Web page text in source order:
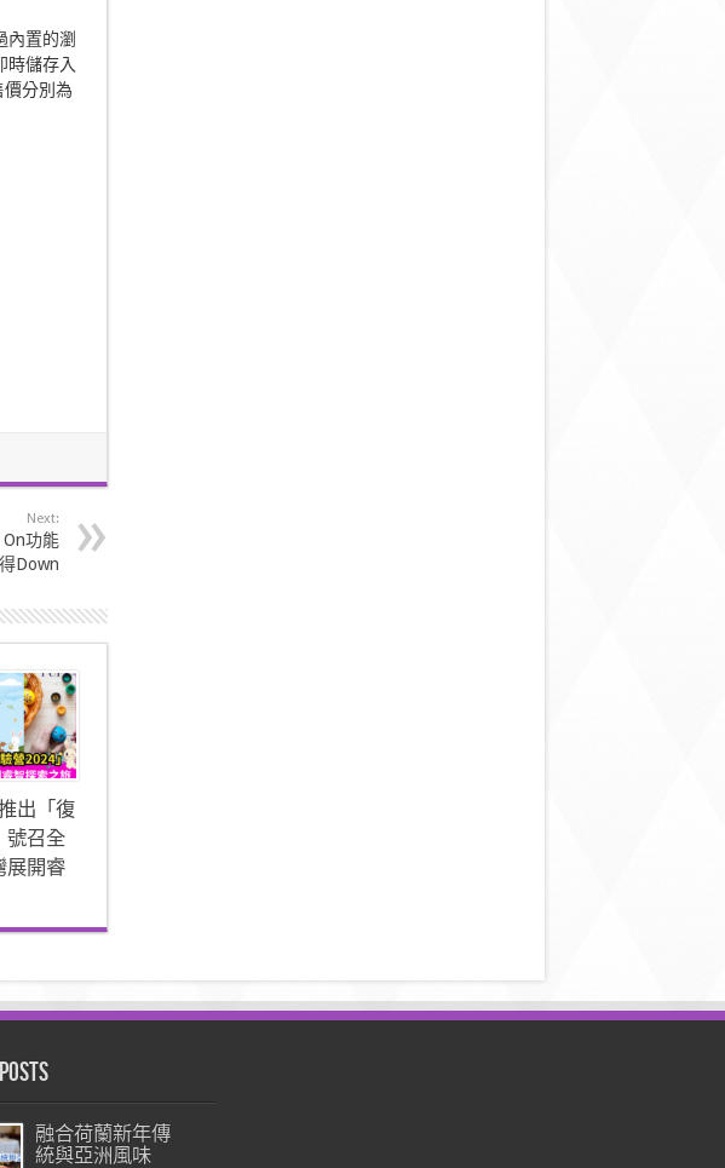
內置的瀏
時儲存入
價分別為
Next:
功能
Down
出「復
號召全
展開睿
融合荷蘭新年傳
統與亞洲風味